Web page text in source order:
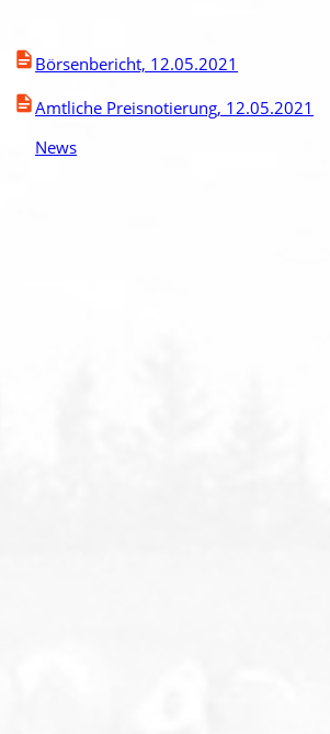
Börsenbericht, 12.05.2021
Amtliche Preisnotierung, 12.05.2021
News